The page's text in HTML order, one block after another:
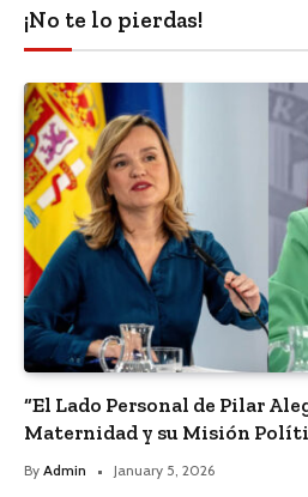
¡No te lo pierdas!
“El Lado Personal de Pilar
Maternidad y su Misión
By Admin January 5, 2026